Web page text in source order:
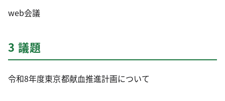
web会議
3 議題
令和8年度東京都献血推進計画について